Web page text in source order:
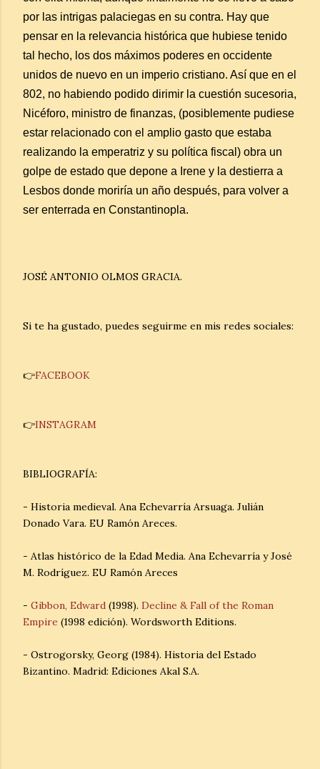
por las intrigas palaciegas en su contra. Hay que
pensar en la relevancia histórica que hubiese tenido
tal hecho, los dos máximos poderes en occidente
unidos de nuevo en un imperio cristiano. Así que en el
802, no habiendo podido dirimir la cuestión sucesoria,
Nicéforo, ministro de finanzas, (posiblemente pudiese
estar relacionado con el amplio gasto que estaba
realizando la emperatriz y su política fiscal) obra un
golpe de estado que depone a Irene y la destierra a
Lesbos donde moriría un año después, para volver a
ser enterrada en Constantinopla.
JOSÉ ANTONIO OLMOS GRACIA.
Si te ha gustado, puedes seguirme en mis redes sociales:
👉FACEBOOK
👉INSTAGRAM
BIBLIOGRAFÍA:
- Historia medieval. Ana Echevarría Arsuaga. Julián
Donado Vara. EU Ramón Areces.
- Atlas histórico de la Edad Media. Ana Echevarría y José
M. Rodríguez. EU Ramón Areces
- Gibbon, Edward (1998). Decline & Fall of the Roman
Empire (1998 edición). Wordsworth Editions.
- Ostrogorsky, Georg (1984). Historia del Estado
Bizantino. Madrid: Ediciones Akal S.A.